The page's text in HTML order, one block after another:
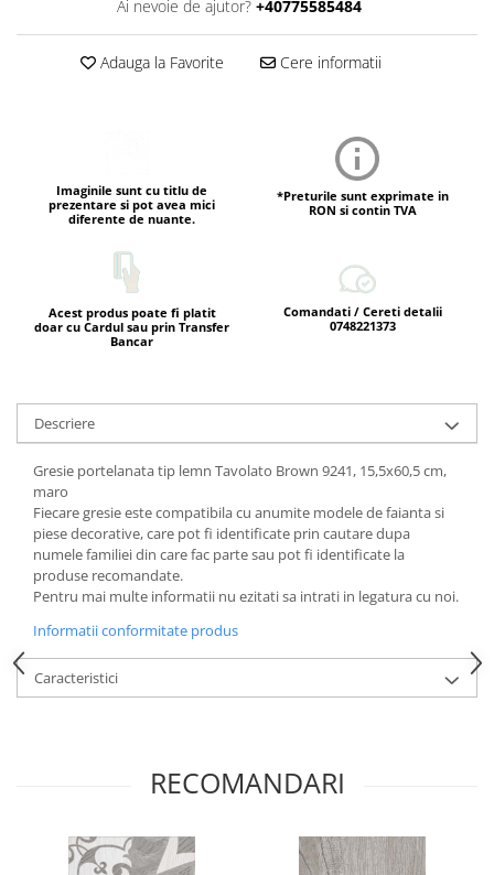
Ai nevoie de ajutor? +40775585484
Adauga la Favorite Cere informatii
Imaginile sunt cu titlu de
prezentare si pot avea mici
diferente de nuante.
*Preturile sunt exprimate in
RON si contin TVA
Acest produs poate fi platit
doar cu Cardul sau prin Transfer
Bancar
Comandati / Cereti detalii
0748221373
Descriere
Gresie portelanata tip lemn Tavolato Brown 9241, 15,5x60,5 cm,
maro
Fiecare gresie este compatibila cu anumite modele de faianta si
piese decorative, care pot fi identificate prin cautare dupa
numele familiei din care fac parte sau pot fi identificate la
produse recomandate.
Pentru mai multe informatii nu ezitati sa intrati in legatura cu noi.
Informatii conformitate produs
Caracteristici
RECOMANDARI